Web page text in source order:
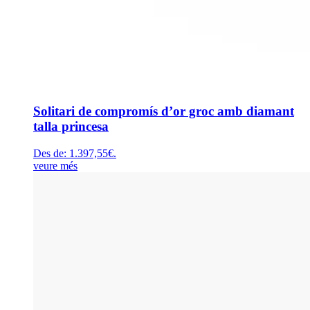
Solitari de compromís d’or groc amb diamant
talla princesa
Des de: 1.397,55€.
veure més